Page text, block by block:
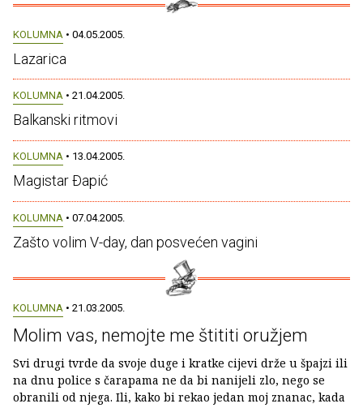
KOLUMNA • 04.05.2005.
Lazarica
KOLUMNA • 21.04.2005.
Balkanski ritmovi
KOLUMNA • 13.04.2005.
Magistar Ðapić
KOLUMNA • 07.04.2005.
Zašto volim V-day, dan posvećen vagini
KOLUMNA • 21.03.2005.
Molim vas, nemojte me štititi oružjem
Svi drugi tvrde da svoje duge i kratke cijevi drže u špajzi ili
na dnu police s čarapama ne da bi nanijeli zlo, nego se
obranili od njega. Ili, kako bi rekao jedan moj znanac, kada